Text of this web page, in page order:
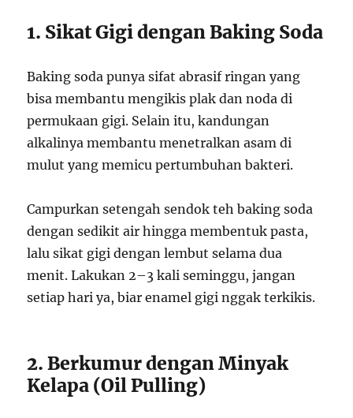
1. Sikat Gigi dengan Baking Soda
Baking soda punya sifat abrasif ringan yang
bisa membantu mengikis plak dan noda di
permukaan gigi. Selain itu, kandungan
alkalinya membantu menetralkan asam di
mulut yang memicu pertumbuhan bakteri.
Campurkan setengah sendok teh baking soda
dengan sedikit air hingga membentuk pasta,
lalu sikat gigi dengan lembut selama dua
menit. Lakukan 2–3 kali seminggu, jangan
setiap hari ya, biar enamel gigi nggak terkikis.
2. Berkumur dengan Minyak
Kelapa (Oil Pulling)